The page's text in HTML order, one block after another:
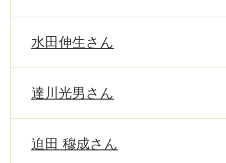
水田伸生さん
達川光男さん
迫田 穆成さん